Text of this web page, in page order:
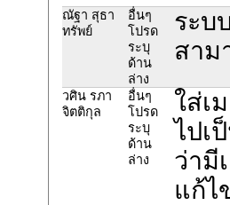
ณัฐา สุธา
ทรัพย์
อื่นๆ
โปรด
ระบุ
ด้าน
ล่าง
ระบ
สาม
วศิน รภา
จิตติกุล
อื่นๆ
โปรด
ระบุ
ด้าน
ล่าง
ใส่เ
ไปเ
ว่ามี
แก้ไ